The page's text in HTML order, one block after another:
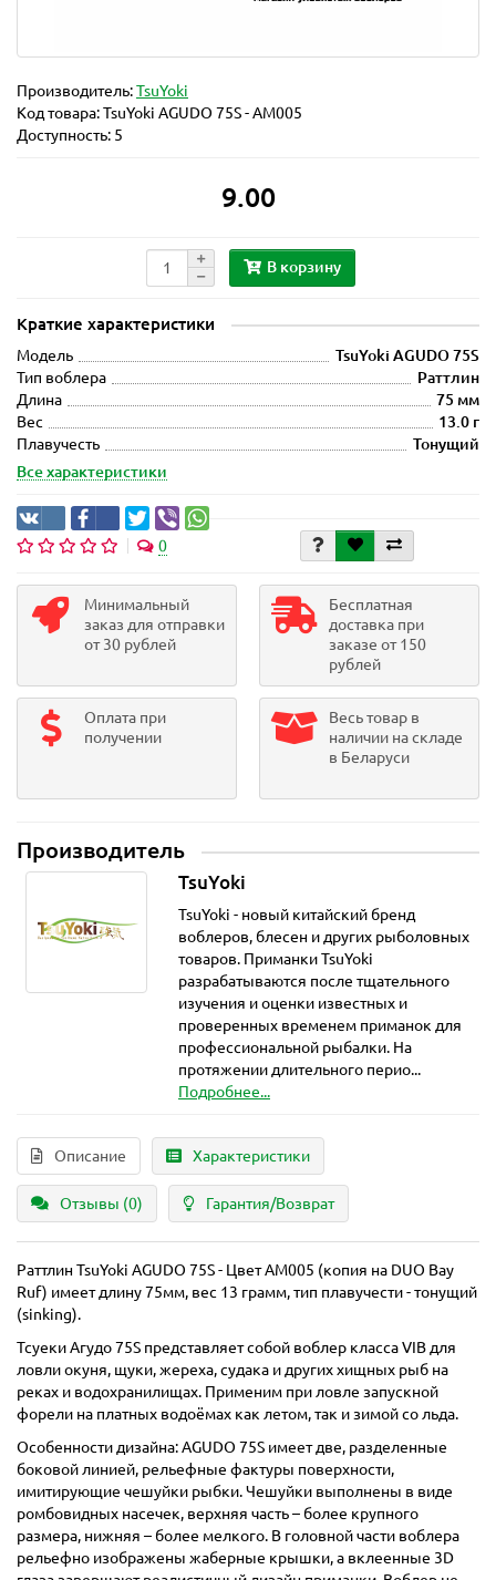
Производитель:TsuYoki
Код товара:TsuYoki AGUDO 75S - AM005
Доступность: 5
9.00
В корзину
Краткие характеристики
Модель
TsuYoki AGUDO 75S
Тип воблера
Раттлин
Длина
75 мм
Вес
13.0 г
Плавучесть
Тонущий
Все характеристики
0
Минимальный
заказ для отправки
от 30 рублей
Бесплатная
доставка при
заказе от 150
рублей
Оплата при
получении
Весь товар в
наличии на складе
в Беларуси
Производитель
TsuYoki
TsuYoki - новый китайский бренд
воблеров, блесен и других рыболовных
товаров. Приманки TsuYoki
разрабатываются после тщательного
изучения и оценки известных и
проверенных временем приманок для
профессиональной рыбалки. На
протяжении длительного перио...
Подробнее...
Описание Характеристики
Отзывы (0) Гарантия/Возврат
Раттлин TsuYoki AGUDO 75S - Цвет AM005 (копия на DUO Bay
Ruf) имеет длину 75мм, вес 13 грамм, тип плавучести - тонущий
(sinking).
Тсуеки Агудо 75S представляет собой воблер класса VIB для
ловли окуня, щуки, жереха, судака и других хищных рыб на
реках и водохранилищах. Применим при ловле запускной
форели на платных водоёмах как летом, так и зимой со льда.
Особенности дизайна: AGUDO 75S имеет две, разделенные
боковой линией, рельефные фактуры поверхности,
имитирующие чешуйки рыбки. Чешуйки выполнены в виде
ромбовидных насечек, верхняя часть – более крупного
размера, нижняя – более мелкого. В головной части воблера
рельефно изображены жаберные крышки, а вклеенные 3D